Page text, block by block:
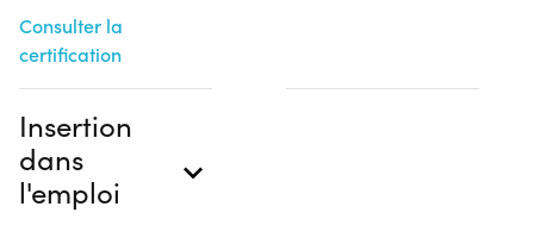
Consulter la
certification
Insertion
dans
l'emploi